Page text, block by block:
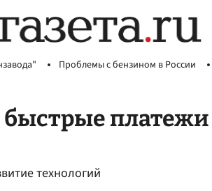
Проблемы с бензином в России
быстрые платежи
технологий